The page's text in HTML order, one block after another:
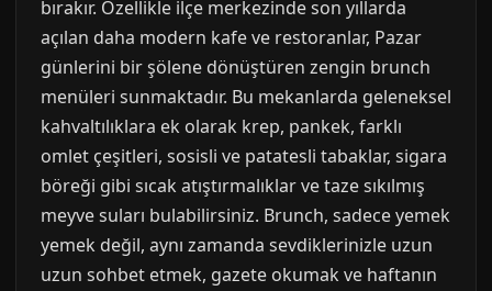
bırakır. Özellikle ilçe merkezinde son yıllarda
açılan daha modern kafe ve restoranlar, Pazar
günlerini bir şölene dönüştüren zengin brunch
menüleri sunmaktadır. Bu mekanlarda geleneksel
kahvaltılıklara ek olarak krep, pankek, farklı
omlet çeşitleri, sosisli ve patatesli tabaklar, sigara
böreği gibi sıcak atıştırmalıklar ve taze sıkılmış
meyve suları bulabilirsiniz. Brunch, sadece yemek
yemek değil, aynı zamanda sevdiklerinizle uzun
uzun sohbet etmek, gazete okumak ve haftanın